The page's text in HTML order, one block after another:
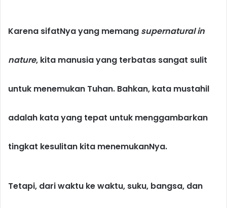
Karena sifatNya yang memang supernatural in
nature, kita manusia yang terbatas sangat sulit
untuk menemukan Tuhan. Bahkan, kata mustahil
adalah kata yang tepat untuk menggambarkan
tingkat kesulitan kita menemukanNya.
Tetapi, dari waktu ke waktu, suku, bangsa, dan